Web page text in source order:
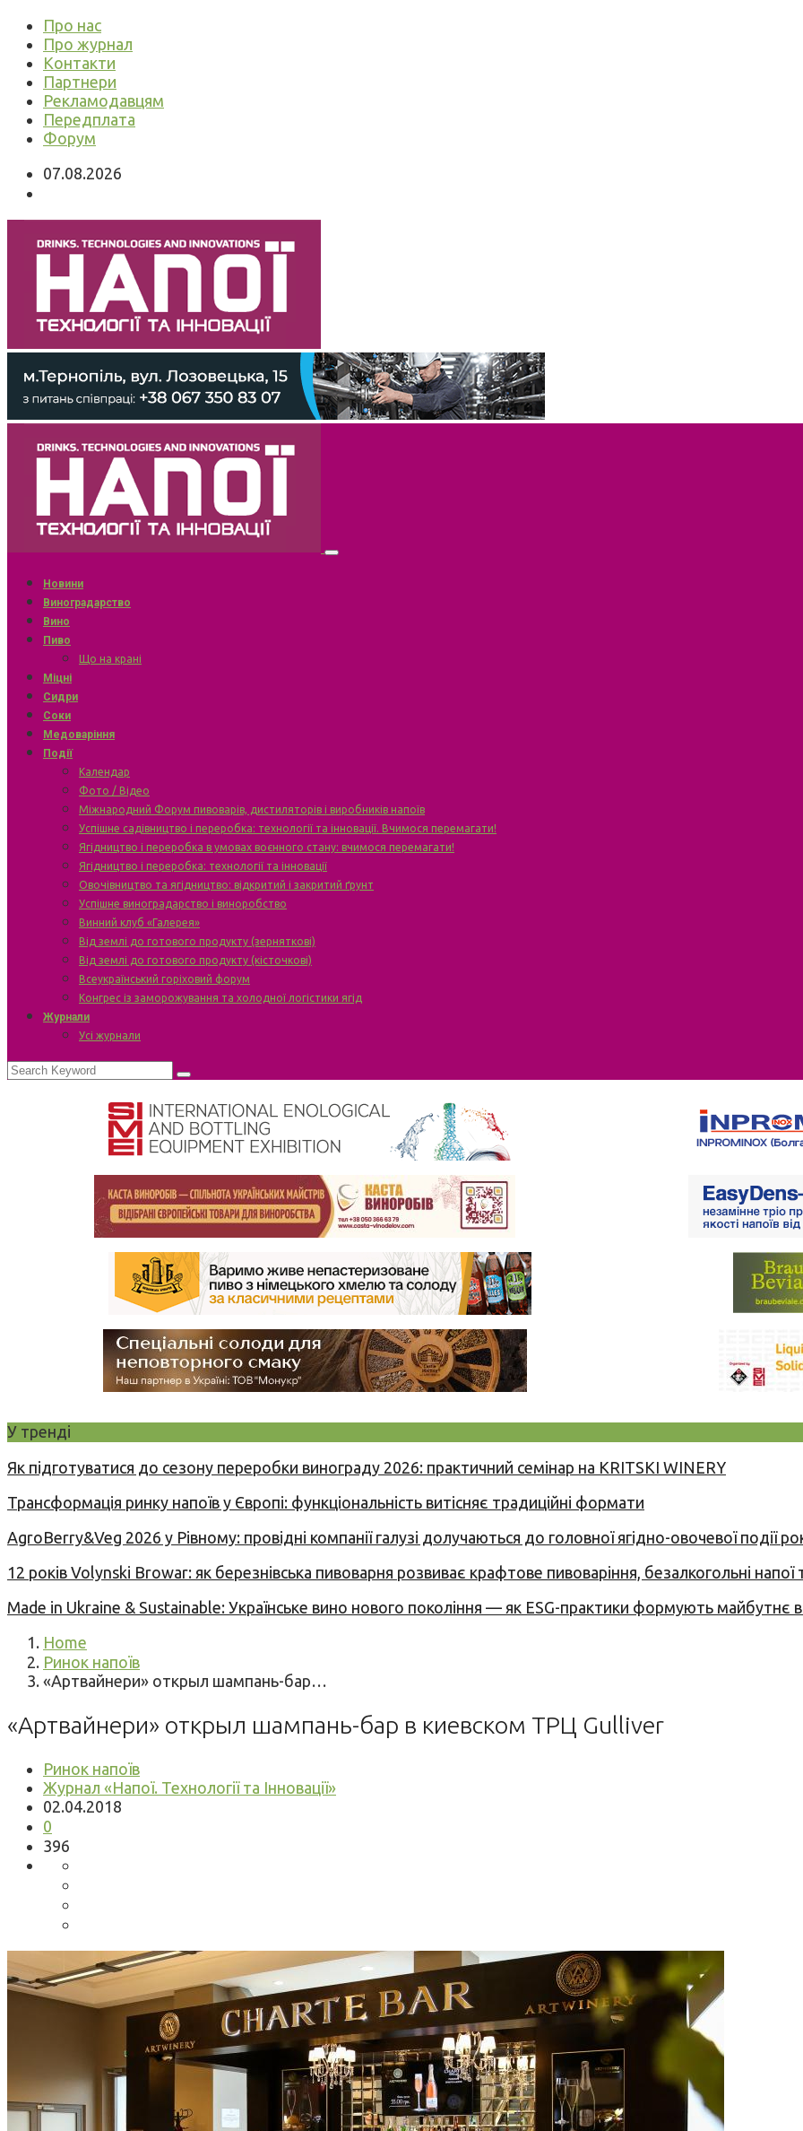
Про нас
Про журнал
Контакти
Партнери
Рекламодавцям
Передплата
Форум
07.08.2026
Новини
Виноградарство
Вино
Пиво
Що на крані
Міцні
Сидри
Соки
Медоваріння
Події
Календар
Фото / Відео
Міжнародний Форум пивоварів, дистиляторів і виробників напоїв
Успішне садівництво і переробка: технології та інновації. Вчимося перемагати!
Ягідництво і переробка в умовах воєнного стану: вчимося перемагати!
Ягідництво і переробка: технології та інновації
Овочівництво та ягідництво: відкритий і закритий ґрунт
Успішне виноградарство і виноробство
Винний клуб «Галерея»
Від землі до готового продукту (зерняткові)
Від землі до готового продукту (кісточкові)
Всеукраїнський горіховий форум
Конгрес із заморожування та холодної логістики ягід
Журнали
Усі журнали
У тренді
Як підготуватися до сезону переробки винограду 2026: практичний семінар на KRITSKI WINERY
Трансформація ринку напоїв у Європі: функціональність витісняє традиційні формати
AgroBerry&Veg 2026 у Рівному: провідні компанії галузі долучаються до головної ягідно-овочевої події
12 років Volynski Browar: як березнівська пивоварня розвиває крафтове пивоваріння, безалкогольні напої
Made in Ukraine & Sustainable: Українське вино нового покоління — як ESG-практики формують майбутнє
Home
Ринок напоїв
«Артвайнери» открыл шампань-бар…
«Артвайнери» открыл шампань-бар в киевском ТРЦ Gulliver
Ринок напоїв
Журнал «Напої. Технології та Інновації»
02.04.2018
0
396